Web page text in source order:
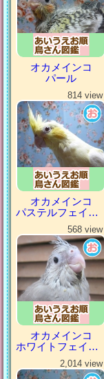
オカメインコ
パール
814 view
オカメインコ
パステルフェイスルチノー
568 view
オカメインコ
ホワイトフェイスシナモン
2,014 view